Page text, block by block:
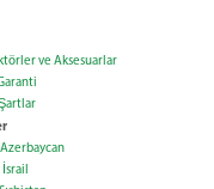
ve Aksesuarlar
Azerbaycan